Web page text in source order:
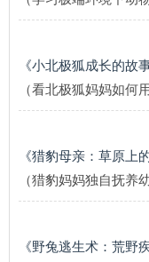
《小北极狐成长的故事
（看北极狐妈妈如何
《猎豹母亲：草原上
（猎豹妈妈独自抚养
《野兔逃生术：荒野